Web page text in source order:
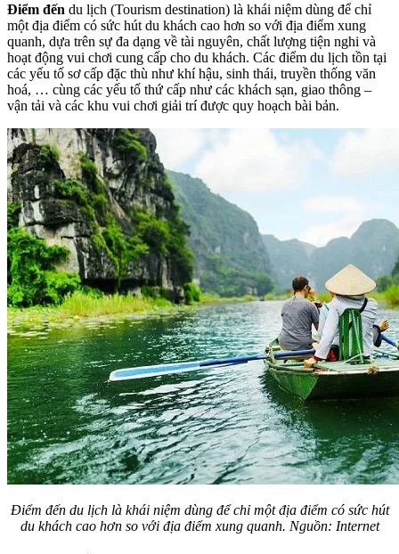
Điểm đến du lịch (Tourism destination) là khái niệm dùng để chỉ
một địa điểm có sức hút du khách cao hơn so với địa điểm xung
quanh, dựa trên sự đa dạng về tài nguyên, chất lượng tiện nghi và
hoạt động vui chơi cung cấp cho du khách. Các điểm du lịch tồn tại
các yếu tố sơ cấp đặc thù như khí hậu, sinh thái, truyền thống văn
hoá, … cùng các yếu tố thứ cấp như các khách sạn, giao thông –
vận tải và các khu vui chơi giải trí được quy hoạch bài bản.
Điểm đến du lịch là khái niệm dùng để chỉ một địa điểm có sức hút
du khách cao hơn so với địa điểm xung quanh. Nguồn: Internet